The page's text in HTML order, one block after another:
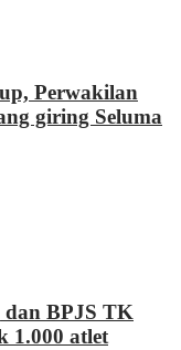
Perwakilan
giring Seluma
BPJS TK
1.000 atlet